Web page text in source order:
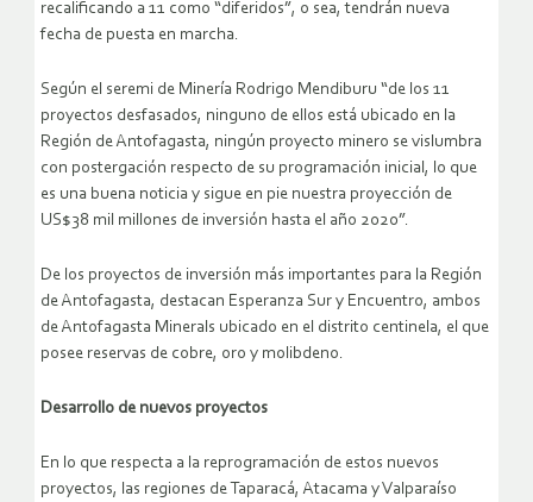
recalificando a 11 como “diferidos”, o sea, tendrán nueva
fecha de puesta en marcha.
Según el seremi de Minería Rodrigo Mendiburu “de los 11
proyectos desfasados, ninguno de ellos está ubicado en la
Región de Antofagasta, ningún proyecto minero se vislumbra
con postergación respecto de su programación inicial, lo que
es una buena noticia y sigue en pie nuestra proyección de
US$38 mil millones de inversión hasta el año 2020”.
De los proyectos de inversión más importantes para la Región
de Antofagasta, destacan Esperanza Sur y Encuentro, ambos
de Antofagasta Minerals ubicado en el distrito centinela, el que
posee reservas de cobre, oro y molibdeno.
Desarrollo de nuevos proyectos
En lo que respecta a la reprogramación de estos nuevos
proyectos, las regiones de Taparacá, Atacama y Valparaíso